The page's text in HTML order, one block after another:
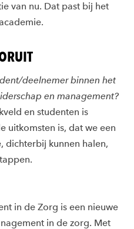
van nu. Dat past bij het
deelnemer binnen het
en management?
en studenten is
uitkomsten is, dat we een
dichterbij kunnen halen,
in de Zorg is een nieuwe
in de zorg. Met